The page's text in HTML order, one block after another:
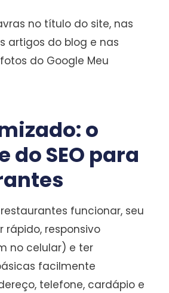
no título do site, nas
artigos do blog e nas
do Google Meu
o
do SEO para
restaurantes funcionar, seu
rápido, responsivo
no celular) e ter
facilmente
telefone, cardápio e